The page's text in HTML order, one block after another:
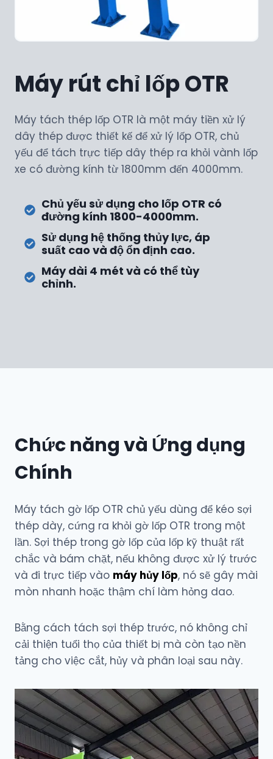
Máy rút chỉ lốp OTR
Máy tách thép lốp OTR là một máy tiền xử lý
dây thép được thiết kế để xử lý lốp OTR, chủ
yếu để tách trực tiếp dây thép ra khỏi vành lốp
xe có đường kính từ 1800mm đến 4000mm.
Chủ yếu sử dụng cho lốp OTR có
đường kính 1800-4000mm.
Sử dụng hệ thống thủy lực, áp
suất cao và độ ổn định cao.
Máy dài 4 mét và có thể tùy
chỉnh.
Chức năng và Ứng dụng
Chính
Máy tách gờ lốp OTR chủ yếu dùng để kéo sợi
thép dày, cứng ra khỏi gờ lốp OTR trong một
lần. Sợi thép trong gờ lốp của lốp kỹ thuật rất
chắc và bám chặt, nếu không được xử lý trước
và đi trực tiếp vào máy hủy lốp, nó sẽ gây mài
mòn nhanh hoặc thậm chí làm hỏng dao.
Bằng cách tách sợi thép trước, nó không chỉ
cải thiện tuổi thọ của thiết bị mà còn tạo nền
tảng cho việc cắt, hủy và phân loại sau này.